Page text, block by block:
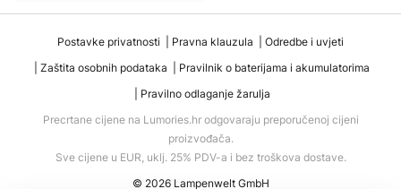
Postavke privatnosti Pravna klauzula
Odredbe i uvjeti
Zaštita osobnih podataka
Pravilnik o baterijama i akumulatorima
Pravilno odlaganje žarulja
Precrtane cijene na Lumories.hr odgovaraju preporučenoj cijeni
proizvođača.
Sve cijene u EUR, uklj. 25% PDV-a i bez troškova dostave.
© 2026 Lampenwelt GmbH